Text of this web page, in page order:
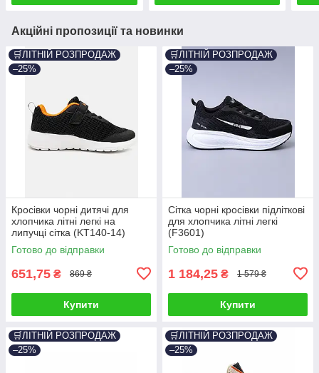
Акційні пропозиції та новинки
🛒ЛІТНІЙ РОЗПРОДАЖ
–25%
Кросівки чорні дитячі для
хлопчика літні легкі на
липучці сітка (KT140-14)
Готово до відправки
651,75 ₴ 869 ₴
Купити
🛒ЛІТНІЙ РОЗПРОДАЖ
–25%
Сітка чорні кросівки підліткові
для хлопчика літні легкі
(F3601)
Готово до відправки
1 184,25 ₴ 1 579 ₴
Купити
🛒ЛІТНІЙ РОЗПРОДАЖ
–25%
🛒ЛІТНІЙ РОЗПРОДАЖ
–25%